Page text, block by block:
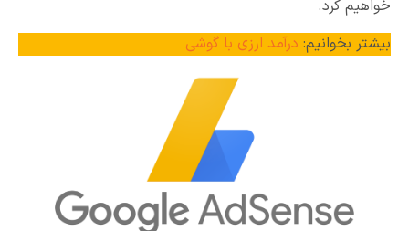
خواهیم کرد.
بیشتر بخوانیم: درآمد ارزی با گوشی